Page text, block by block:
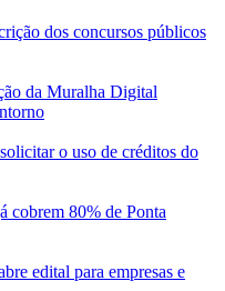
dos concursos públicos
da Muralha Digital
o uso de créditos do
cobrem 80% de Ponta
edital para empresas e